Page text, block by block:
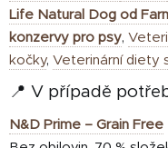
Life Natural Dog od
konzervy pro psy,
kočky, Veterinární diety
📍 V případě
N&D Prime – Grain Free